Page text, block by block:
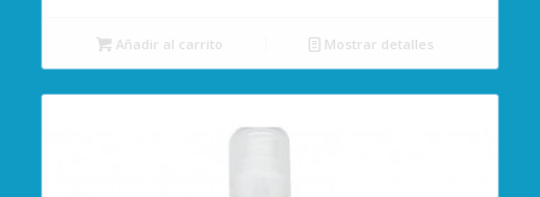
Añadir al carrito Mostrar detalles